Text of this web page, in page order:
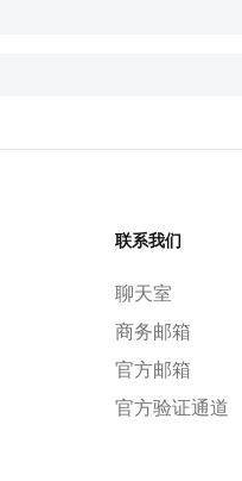
联系我们
聊天室
商务邮箱
官方邮箱
官方验证通道